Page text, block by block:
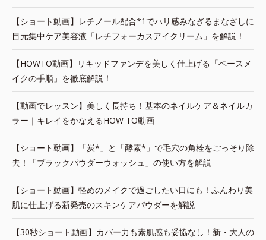
【ショート動画】レチノール配合*1でハリ感みなぎるまなざしに
目元集中ケア美容液「レチフォーカスアイクリーム」を解説！
【HOWTO動画】リキッドファンデを美しく仕上げる「ベースメ
イクの手順」を徹底解説！
【動画でレッスン】美しく長持ち！基本のネイルケア＆ネイルカ
ラー｜キレイをかなえるHOW TO動画
【ショート動画】「炭*」と「酵素*」で毛穴の角栓をごっそり除
去！「ブラックパウダーウォッシュ」の使い方を解説
【ショート動画】軽めのメイクで過ごしたい日にも！ふんわり美
肌に仕上げる新発売のスキンケアパウダーを解説
【30秒ショート動画】カバー力も素肌感も妥協なし！新・大人の